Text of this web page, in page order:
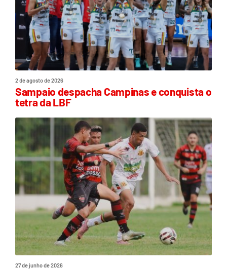
2 de agosto de 2026
Sampaio despacha Campinas e conquista o
tetra da LBF
27 de junho de 2026